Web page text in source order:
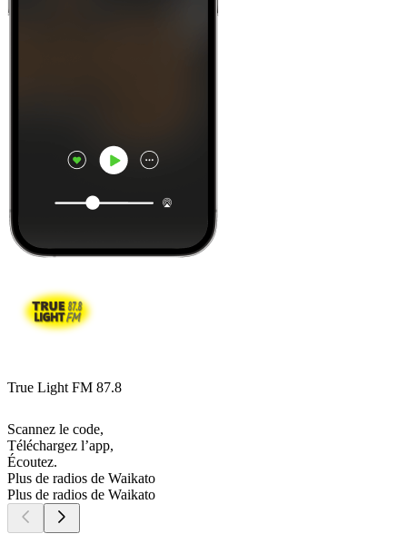
True Light FM 87.8
Scannez le code,
Téléchargez l’app,
Écoutez.
Plus de radios de Waikato
Plus de radios de Waikato